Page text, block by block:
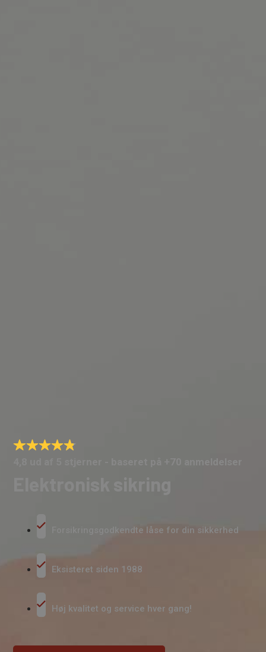
Forsikringsgodkendte låse for din sikkerhed
Eksisteret siden 1988
Høj kvalitet og service hver gang!